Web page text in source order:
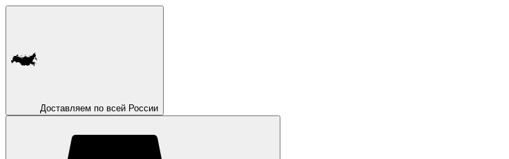
Доставляем по всей России